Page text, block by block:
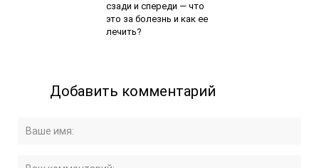
сзади и спереди — что
это за болезнь и как ее
лечить?
Добавить комментарий